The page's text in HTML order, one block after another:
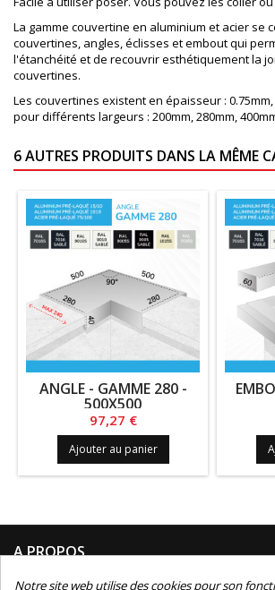
La gamme couvertine en aluminium et acier se
couvertines, angles, éclisses et embout qui
l'étanchéité et de recouvrir esthétiquement la
couvertines.
Les couvertines existent en épaisseur : 0.75mm,
pour différents largeurs : 200mm, 280mm,
6 AUTRES PRODUITS DANS LA MÊME
ANGLE - GAMME 280 -
500X500
Prix
97,27 €
Ajouter au panier
A PROPOS
Notre site web utilise des cookies pour son